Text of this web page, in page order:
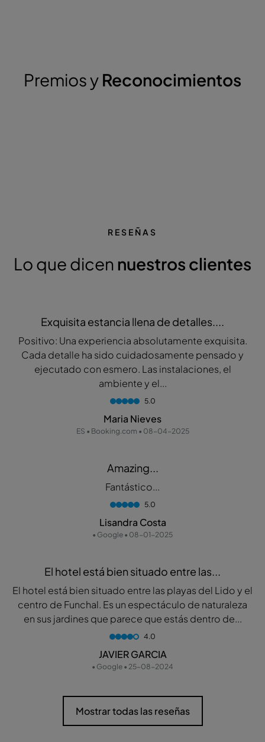
Premios y Reconocimientos
RESEÑAS
Lo que dicen nuestros clientes
Exquisita estancia llena de detalles....
Positivo: Una experiencia absolutamente exquisita.
Cada detalle ha sido cuidadosamente pensado y
ejecutado con esmero. Las instalaciones, el
ambiente y el...
5.0
Maria Nieves
ES • Booking.com • 08-04-2025
Amazing...
Fantástico...
5.0
Lisandra Costa
• Google • 08-01-2025
El hotel está bien situado entre las...
El hotel está bien situado entre las playas del Lido y el
centro de Funchal. Es un espectáculo de naturaleza
en sus jardines que parece que estás dentro de...
4.0
JAVIER GARCIA
• Google • 25-08-2024
Mostrar todas las reseñas